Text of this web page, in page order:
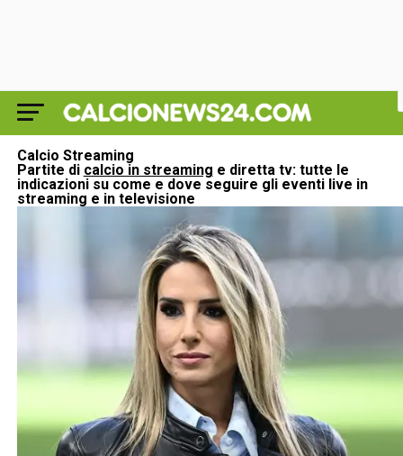
Calcio Streaming
Partite di calcio in streaming e diretta tv: tutte le
indicazioni su come e dove seguire gli eventi live in
streaming e in televisione